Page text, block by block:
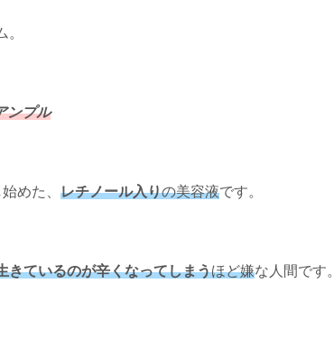
ンプル
めた、 レチノール入りの美容液です。
きているのが辛くなってしまうほど嫌な人間です。